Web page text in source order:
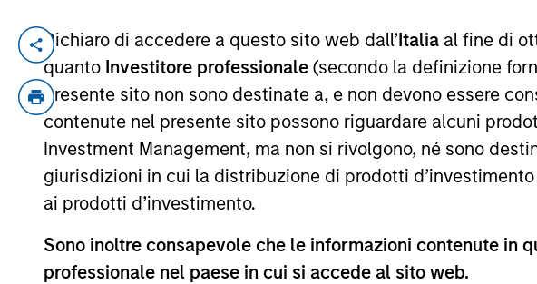
Dichiaro di accedere a questo sito web dall’Italia al fine di
quanto Investitore professionale (secondo la definizione
presente sito non sono destinate a, e non devono essere
contenute nel presente sito possono riguardare alcuni
Investment Management, ma non si rivolgono, né sono
giurisdizioni in cui la distribuzione di prodotti
ai prodotti d’investimento.
Sono inoltre consapevole che le informazioni contenute in
professionale nel paese in cui si accede al sito web.
Ali Jivraj is an Analyst within Morgan Stanley’s Tactical
role, he was a Summer Analyst at MSTV, where he
holds a B.A. magna cum laude in Economics from Williams
Approfondimenti correlati